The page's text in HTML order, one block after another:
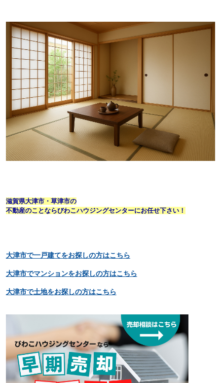
滋賀県大津市・草津市の
不動産のことならびわこハウジングセンターにお任せ下さい！
大津市で一戸建てをお探しの方はこちら
大津市でマンションをお探しの方はこちら
大津市で土地をお探しの方はこちら